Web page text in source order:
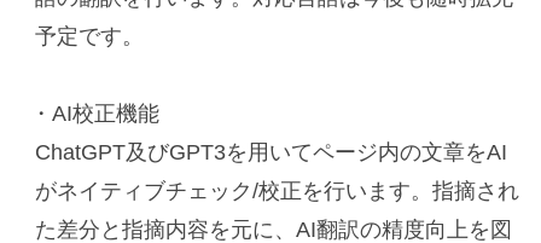
予定です。
・ AI校正機能
ChatGPT及びGPT3を用いてページ内の文章をAI
がネイティブチェック/校正を行います。指摘され
た差分と指摘内容を元に、 AI翻訳の精度向上を図